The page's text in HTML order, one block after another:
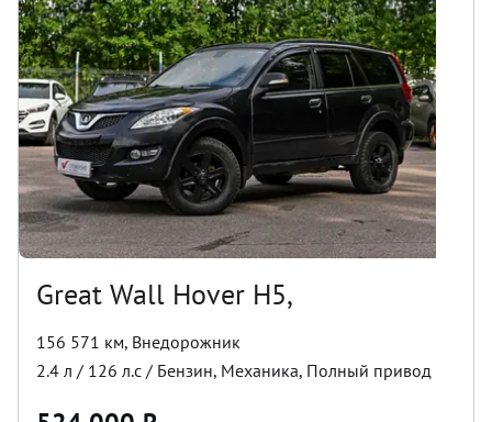
Great Wall Hover H5,
156 571 км, Внедорожник
2.4 л / 126 л.с / Бензин, Механика, Полный привод